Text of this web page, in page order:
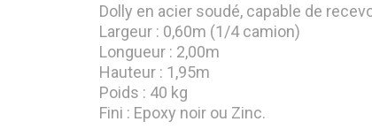
Dolly en acier soudé, capable de
Largeur : 0,60m (1/4 camion)
Longueur : 2,00m
Hauteur : 1,95m
Poids : 40 kg
Fini : Epoxy noir ou Zinc.